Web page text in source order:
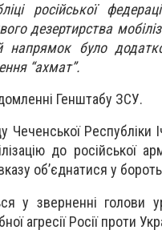
російської
дезертирства
напрямок було
“ахмат”.
Генштабу ЗСУ.
Чеченської Республіки
до російської
об’єднатися у
у зверненні голови
агресії Росії проти